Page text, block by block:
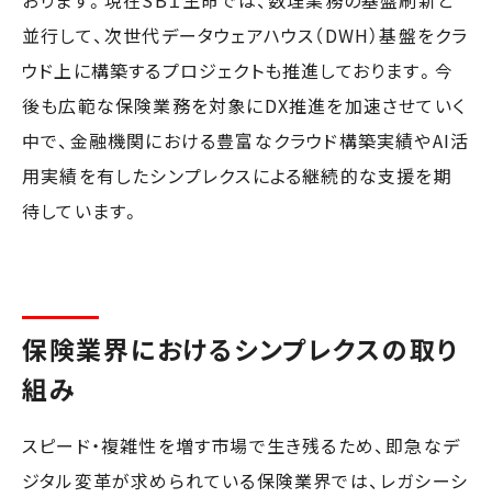
並行して、次世代データウェアハウス（DWH）基盤をクラ
ウド上に構築するプロジェクトも推進しております。今
後も広範な保険業務を対象にDX推進を加速させていく
中で、金融機関における豊富なクラウド構築実績やAI活
用実績を有したシンプレクスによる継続的な支援を期
待しています。
保険業界におけるシンプレクスの取り
組み
スピード・複雑性を増す市場で生き残るため、即急なデ
ジタル変革が求められている保険業界では、レガシーシ